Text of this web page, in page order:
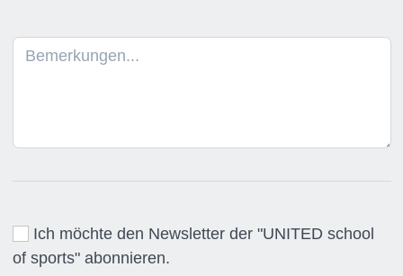
Ich möchte den Newsletter der "UNITED school
of sports" abonnieren.